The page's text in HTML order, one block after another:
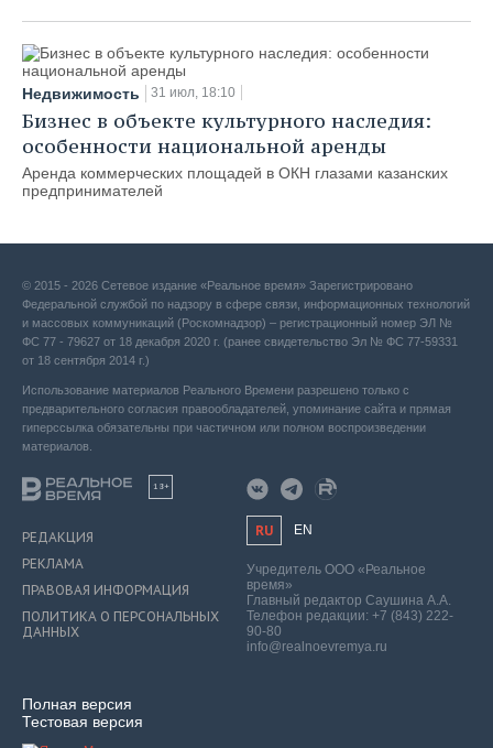
Недвижимость 31 июл, 18:10
Бизнес в объекте культурного наследия:
особенности национальной аренды
Аренда коммерческих площадей в ОКН глазами казанских
предпринимателей
© 2015 - 2026 Сетевое издание «Реальное время» Зарегистрировано
Федеральной службой по надзору в сфере связи, информационных технологий
и массовых коммуникаций (Роскомнадзор) – регистрационный номер ЭЛ №
ФС 77 - 79627 от 18 декабря 2020 г. (ранее свидетельство Эл № ФС 77-59331
от 18 сентября 2014 г.)
Использование материалов Реального Времени разрешено только с
предварительного согласия правообладателей, упоминание сайта и прямая
гиперссылка обязательны при частичном или полном воспроизведении
материалов.
18+
РЕДАКЦИЯ
РЕКЛАМА
ПРАВОВАЯ ИНФОРМАЦИЯ
ПОЛИТИКА О ПЕРСОНАЛЬНЫХ
ДАННЫХ
Полная версия
Тестовая версия
RU EN
Учредитель ООО «Реальное
время»
Главный редактор Саушина А.А.
Телефон редакции: +7 (843) 222-
90-80
info@realnoevremya.ru